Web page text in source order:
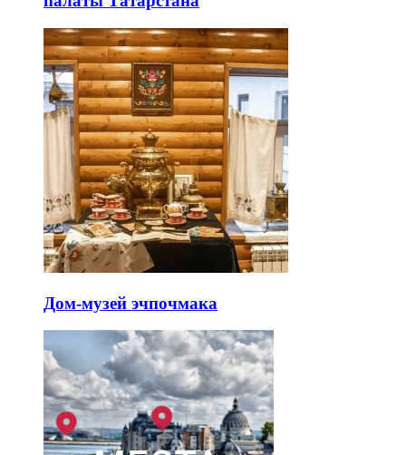
Дом-музей эчпочмака